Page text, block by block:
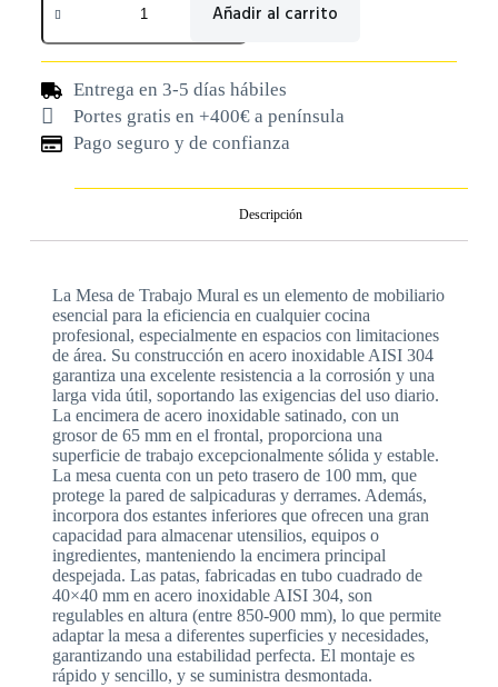
Añadir al carrito
Entrega en 3-5 días hábiles
Portes gratis en +400€ a península
Pago seguro y de confianza
Descripción
La Mesa de Trabajo Mural es un elemento de mobiliario
esencial para la eficiencia en cualquier cocina
profesional, especialmente en espacios con limitaciones
de área. Su construcción en acero inoxidable AISI 304
garantiza una excelente resistencia a la corrosión y una
larga vida útil, soportando las exigencias del uso diario.
La encimera de acero inoxidable satinado, con un
grosor de 65 mm en el frontal, proporciona una
superficie de trabajo excepcionalmente sólida y estable.
La mesa cuenta con un peto trasero de 100 mm, que
protege la pared de salpicaduras y derrames. Además,
incorpora dos estantes inferiores que ofrecen una gran
capacidad para almacenar utensilios, equipos o
ingredientes, manteniendo la encimera principal
despejada. Las patas, fabricadas en tubo cuadrado de
40×40 mm en acero inoxidable AISI 304, son
regulables en altura (entre 850-900 mm), lo que permite
adaptar la mesa a diferentes superficies y necesidades,
garantizando una estabilidad perfecta. El montaje es
rápido y sencillo, y se suministra desmontada.